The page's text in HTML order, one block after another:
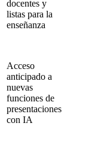
docentes y
listas para la
enseñanza
Acceso
anticipado a
nuevas
funciones de
presentaciones
con IA